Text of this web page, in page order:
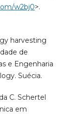
w2bj0>.
harvesting
de
e Engenharia
Suécia.
C. Schertel
em